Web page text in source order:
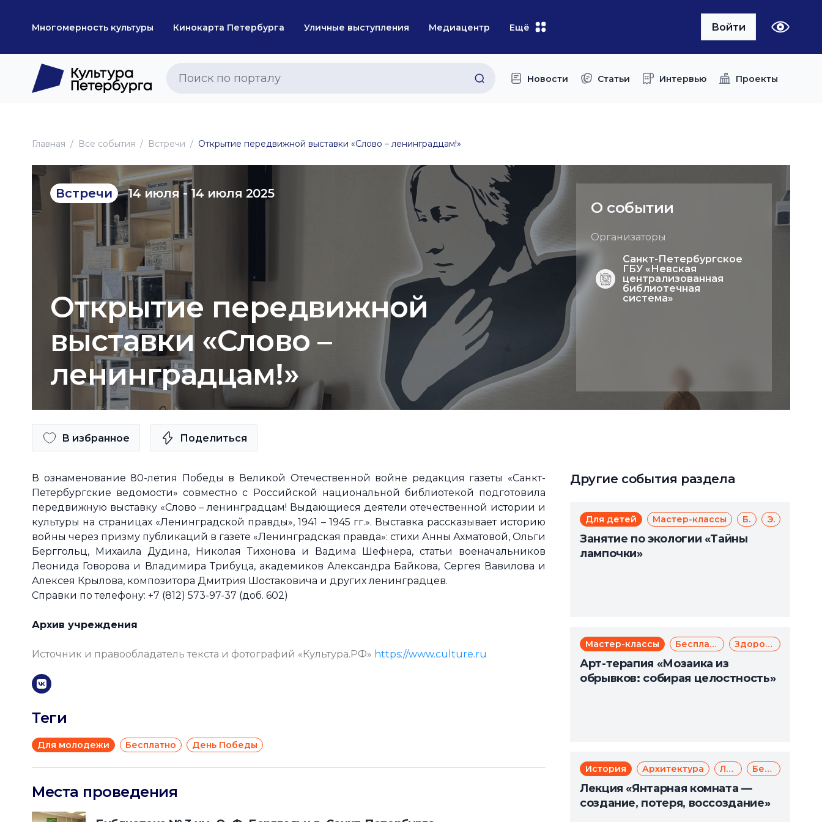
Многомерность культуры Кинокарта Петербурга Уличные выступления Медиацентр Ещё Войти
Новости Статьи Интервью Проекты
Главная Все события Встречи Открытие передвижной выставки «Слово – ленинградцам!»
Встречи 14 июля - 14 июля 2025
Открытие передвижной
выставки «Слово –
ленинградцам!»
О событии
Организаторы
Санкт-Петербургское
ГБУ «Невская
централизованная
библиотечная
система»
В избранное Поделиться
В ознаменование 80-летия Победы в Великой Отечественной войне редакция газеты «Санкт-
Петербургские ведомости» совместно с Российской национальной библиотекой подготовила
передвижную выставку «Слово – ленинградцам! Выдающиеся деятели отечественной истории и
культуры на страницах «Ленинградской правды», 1941 – 1945 гг.». Выставка рассказывает историю
войны через призму публикаций в газете «Ленинградская правда»: стихи Анны Ахматовой, Ольги
Берггольц, Михаила Дудина, Николая Тихонова и Вадима Шефнера, статьи военачальников
Леонида Говорова и Владимира Трибуца, академиков Александра Байкова, Сергея Вавилова и
Алексея Крылова, композитора Дмитрия Шостаковича и других ленинградцев.
Справки по телефону: +7 (812) 573-97-37 (доб. 602)
Архив учреждения
Источник и правообладатель текста и фотографий «Культура.РФ» https://www.culture.ru
Теги
Для молодежи Бесплатно День Победы
Места проведения
Другие события раздела
Для детей Мастер-классы Бесплатно Экология
Занятие по экологии «Тайны
лампочки»
Мастер-классы Бесплатно Здоровье
Арт-терапия «Мозаика из
обрывков: собирая целостность»
История Архитектура Лекции Бесплатно
Лекция «Янтарная комната —
создание, потеря, воссоздание»